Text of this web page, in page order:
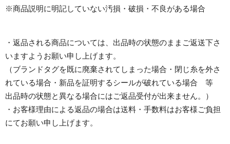
※商品説明に明記していない汚損・破損・不良がある場合
・返品される商品については、出品時の状態のままご返送下さ
いますようお願い申し上げます。
（ブランドタグを既に廃棄されてしまった場合・閉じ糸を外さ
れている場合・新品を証明するシールが破れている場合 等
出品時の状態と異なる場合にはご返品受付が出来ません。）
・お客様理由による返品の場合は送料・手数料はお客様ご負担
にてお願い申し上げます。